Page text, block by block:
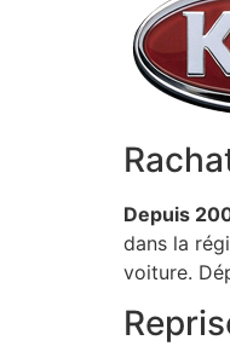
Depuis
dans la
voiture.